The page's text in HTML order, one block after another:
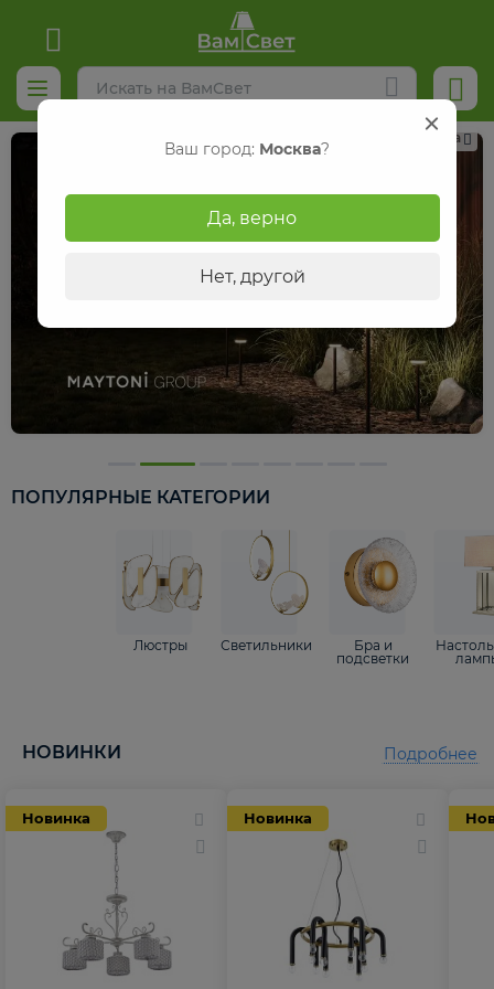
Реклама
ПОПУЛЯРНЫЕ КАТЕГОРИИ
Люстры Светильники
Бра и
подсветки
НОВИНКИ
Новинка Новинка
Подробнее
Ваш город: Москва?
Да, верно
Нет, другой